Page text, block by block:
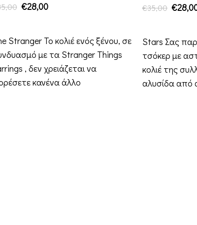
€28,00
Stranger Το κολιέ ενός ξένου, σε
με τα Stranger Things
, δεν χρειάζεται να
κανένα άλλο
€35,00 €
Stars Σας
τσόκερ με
κολιέ της
αλυσίδα από